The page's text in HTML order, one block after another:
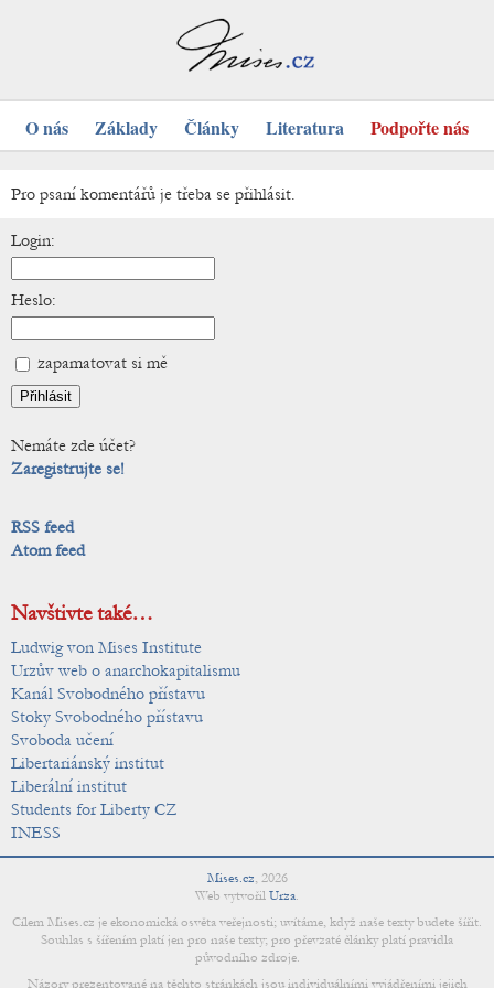
O nás Základy Články Literatura Podpořte nás
Pro psaní komentářů je třeba se přihlásit.
Login:
Heslo:
zapamatovat si mě
Nemáte zde účet?
Zaregistrujte se!
RSS feed
Atom feed
Navštivte také…
Ludwig von Mises Institute
Urzův web o anarchokapitalismu
Kanál Svobodného přístavu
Stoky Svobodného přístavu
Svoboda učení
Libertariánský institut
Liberální institut
Students for Liberty CZ
INESS
Mises.cz, 2026
Web vytvořil Urza.
Cílem Mises.cz je ekonomická osvěta veřejnosti; uvítáme, když naše texty budete šířit.
Souhlas s šířením platí jen pro naše texty; pro převzaté články platí pravidla
původního zdroje.
Názory prezentované na těchto stránkách jsou individuálními vyjádřeními jejich